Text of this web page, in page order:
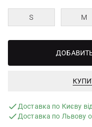
S M
Доставка по Києву
Доставка по Львову